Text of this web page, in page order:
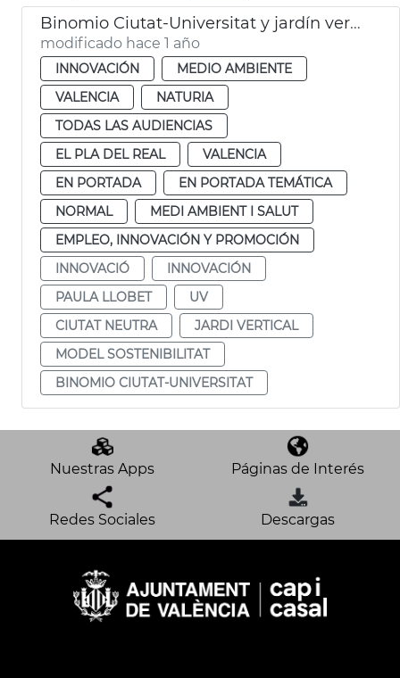
Binomio Ciutat-Universitat y jardín vertical
modificado hace 1 año
INNOVACIÓN
MEDIO AMBIENTE
VALENCIA
NATURIA
TODAS LAS AUDIENCIAS
EL PLA DEL REAL
VALENCIA
EN PORTADA
EN PORTADA TEMÁTICA
NORMAL
MEDI AMBIENT I SALUT
EMPLEO, INNOVACIÓN Y PROMOCIÓN
INNOVACIÓ
INNOVACIÓN
PAULA LLOBET
UV
CIUTAT NEUTRA
JARDI VERTICAL
MODEL SOSTENIBILITAT
BINOMIO CIUTAT-UNIVERSITAT
Nuestras Apps Páginas de Interés
Redes Sociales Descargas